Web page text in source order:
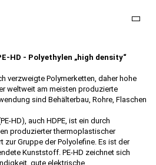
HD - Polyethylen „high density“
verzweigte Polymerketten, daher hohe
weltweit am meisten produzierte
sind Behälterbau, Rohre, Flaschen
HD), auch HDPE, ist ein durch
produzierter thermoplastischer
zur Gruppe der Polyolefine. Es ist der
Kunststoff. PE-HD zeichnet sich
gute elektrische